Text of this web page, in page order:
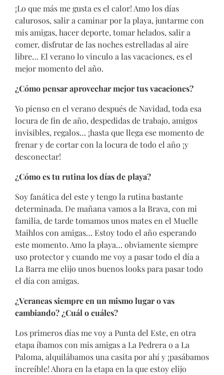
¡Lo que más me gusta es el calor! Amo los días
calurosos, salir a caminar por la playa, juntarme con
mis amigas, hacer deporte, tomar helados, salir a
comer, disfrutar de las noches estrelladas al aire
libre… El verano lo vinculo a las vacaciones, es el
mejor momento del año.
¿Cómo pensar aprovechar mejor tus vacaciones?
Yo pienso en el verano después de Navidad, toda esa
locura de fin de año, despedidas de trabajo, amigos
invisibles, regalos… ¡hasta que llega ese momento de
frenar y de cortar con la locura de todo el año ¡y
desconectar!
¿Cómo es tu rutina los días de playa?
Soy fanática del este y tengo la rutina bastante
determinada. De mañana vamos a la Brava, con mi
familia, de tarde tomamos unos mates en el Muelle
Maihlos con amigas… Estoy todo el año esperando
este momento. Amo la playa… obviamente siempre
uso protector y cuando me voy a pasar todo el día a
La Barra me elijo unos buenos looks para pasar todo
el día con amigas.
¿Veraneas siempre en un mismo lugar o vas
cambiando? ¿Cuál o cuáles?
Los primeros días me voy a Punta del Este, en otra
etapa íbamos con mis amigas a La Pedrera o a La
Paloma, alquilábamos una casita por ahí y ¡pasábamos
increíble! Ahora en la etapa en la que estoy elijo